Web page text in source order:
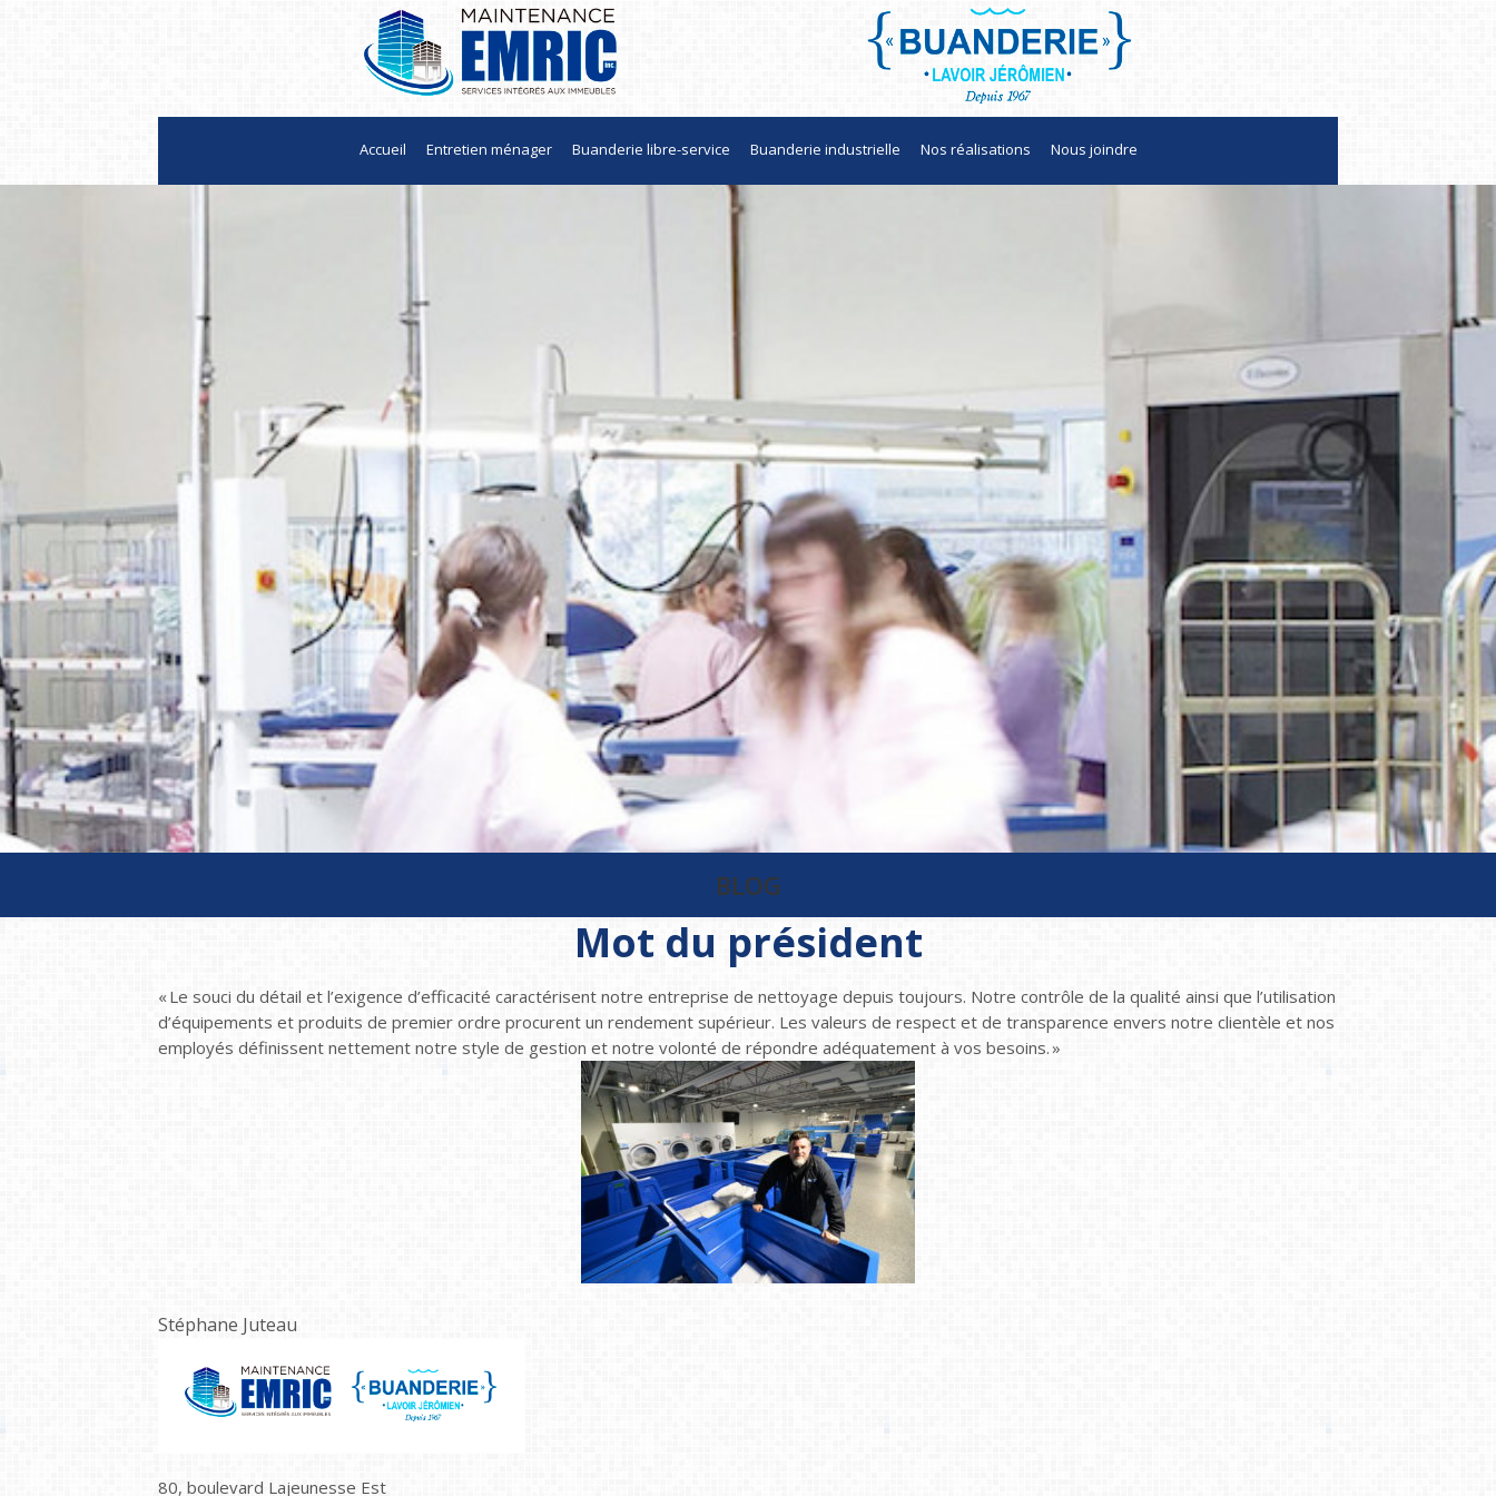
Accueil Entretien ménager Buanderie libre-service Buanderie industrielle Nos réalisations Nous joindre
BLOG
Mot du président
« Le souci du détail et l’exigence d’efficacité caractérisent notre entreprise de nettoyage depuis toujours. Notre contrôle de la qualité ainsi que l’utilisation
d’équipements et produits de premier ordre procurent un rendement supérieur. Les valeurs de respect et de transparence envers notre clientèle et nos
employés définissent nettement notre style de gestion et notre volonté de répondre adéquatement à vos besoins. »
Stéphane Juteau
80, boulevard Lajeunesse Est